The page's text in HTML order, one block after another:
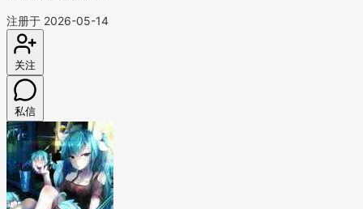
注册于 2026-05-14
关注
私信